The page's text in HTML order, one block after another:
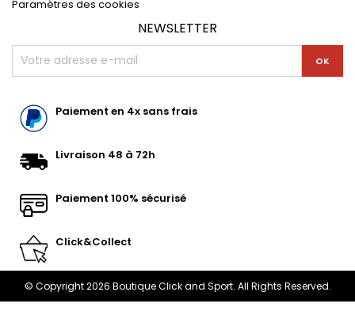
Paramètres des cookies
NEWSLETTER
Paiement en 4x sans frais
Livraison 48 à 72h
Paiement 100% sécurisé
Click&Collect
© Copyright 2026 Boutique Click and Sport. All Rights Reserved.